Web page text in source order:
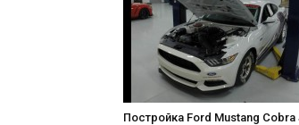
Постройка Ford Mustang Cobra